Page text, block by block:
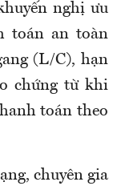
nghị ưu
toán an toàn
(L/C), hạn
chứng từ khi
toán theo
chuyên gia